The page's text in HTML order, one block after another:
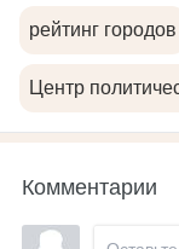
рейтинг городов
Центр
Комментарии